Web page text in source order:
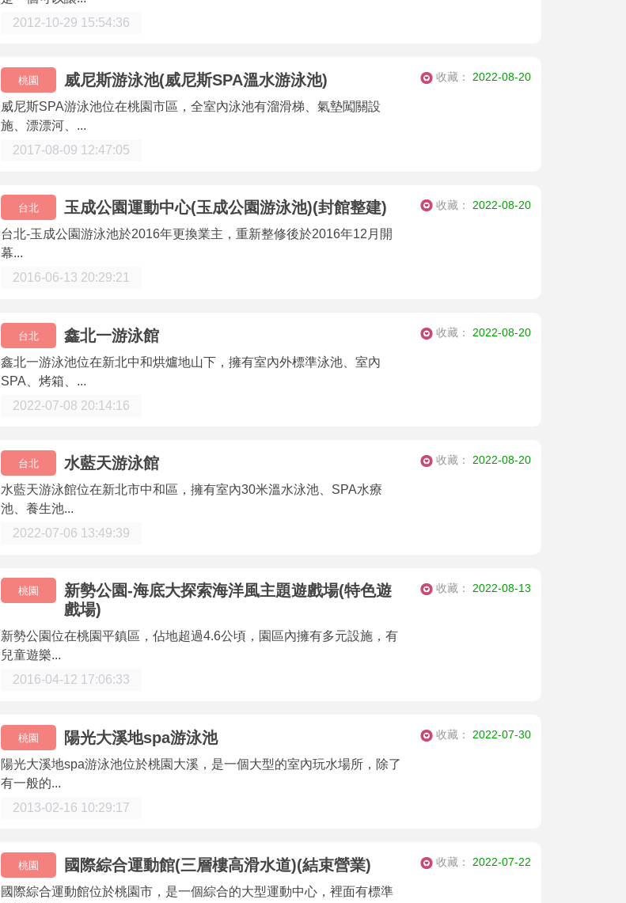
2012-10-29 15:54:36
桃園 威尼斯游泳池(威尼斯SPA溫水游泳池)
威尼斯SPA游泳池位在桃園市區，全室內泳池有溜滑梯、氣墊闖關設
施、漂漂河、...
2017-08-09 12:47:05
收藏： 2022-08-20
台北 玉成公園運動中心(玉成公園游泳池)(封館整建)
台北-玉成公園游泳池於2016年更換業主，重新整修後於2016年12月開
幕...
2016-06-13 20:29:21
收藏： 2022-08-20
台北 鑫北一游泳館
鑫北一游泳池位在新北中和烘爐地山下，擁有室內外標準泳池、室內
SPA、烤箱、...
2022-07-08 20:14:16
收藏： 2022-08-20
台北 水藍天游泳館
水藍天游泳館位在新北市中和區，擁有室內30米溫水泳池、SPA水療
池、養生池...
2022-07-06 13:49:39
收藏： 2022-08-20
桃園
新勢公園-海底大探索海洋風主題遊戲場(特色遊
戲場)
新勢公園位在桃園平鎮區，佔地超過4.6公頃，園區內擁有多元設施，有
兒童遊樂...
2016-04-12 17:06:33
收藏： 2022-08-13
桃園 陽光大溪地spa游泳池
陽光大溪地spa游泳池位於桃園大溪，是一個大型的室內玩水場所，除了
有一般的...
2013-02-16 10:29:17
收藏： 2022-07-30
桃園 國際綜合運動館(三層樓高滑水道)(結束營業)
國際綜合運動館位於桃園市，是一個綜合的大型運動中心，裡面有標準
收藏： 2022-07-22